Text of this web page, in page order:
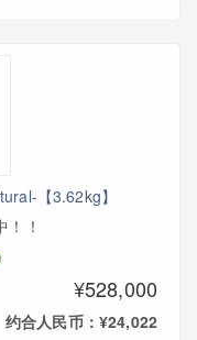
【3.62kg】
！！
¥528,000
约合人民币：¥24,022